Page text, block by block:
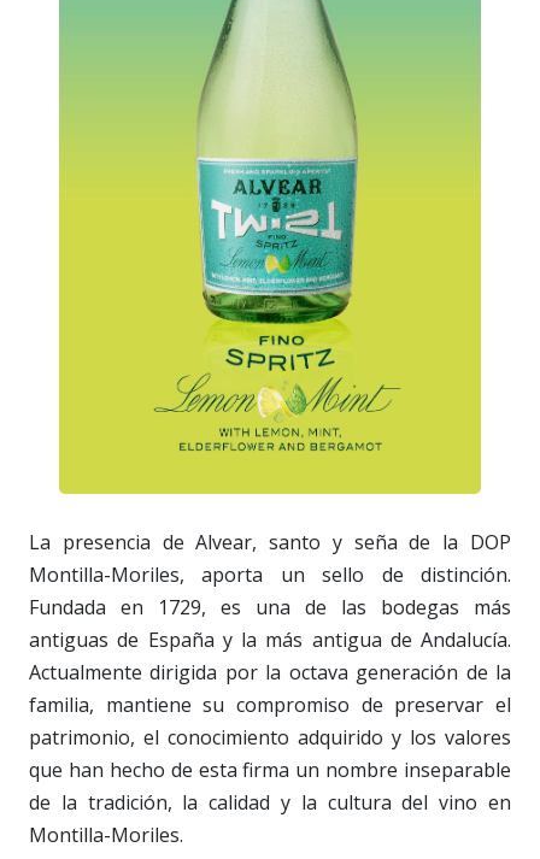
La presencia de Alvear, santo y seña de la DOP
Montilla-Moriles, aporta un sello de distinción.
Fundada en 1729, es una de las bodegas más
antiguas de España y la más antigua de Andalucía.
Actualmente dirigida por la octava generación de la
familia, mantiene su compromiso de preservar el
patrimonio, el conocimiento adquirido y los valores
que han hecho de esta firma un nombre inseparable
de la tradición, la calidad y la cultura del vino en
Montilla-Moriles.